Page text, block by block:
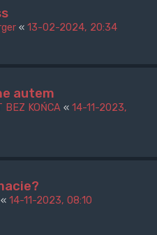
« 13-02-2024, 20:34
autem
BEZ KOŃCA « 14-11-2023,
« 14-11-2023, 08:10